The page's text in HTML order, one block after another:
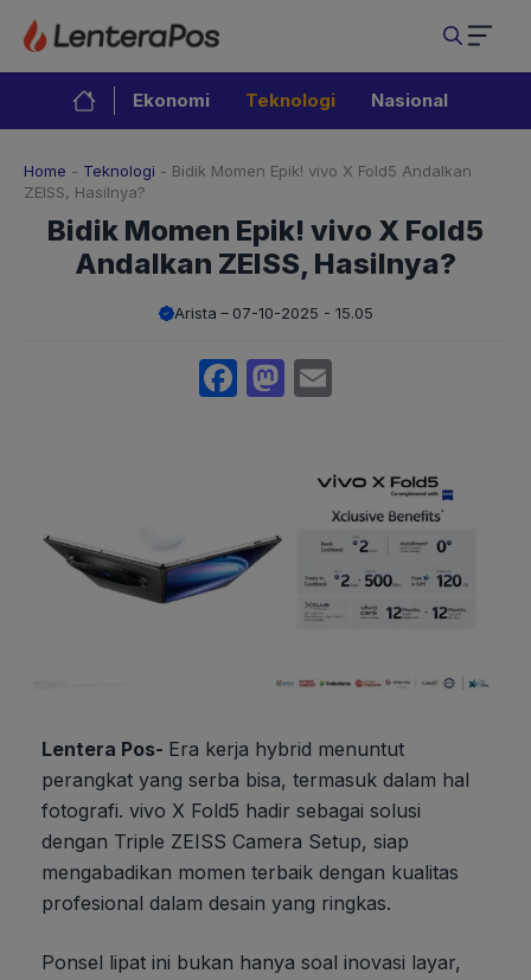
Langsung
isi
Ekonomi Teknologi Nasional
Home - Teknologi - Bidik Momen Epik! vivo X Fold5 Andalkan
ZEISS, Hasilnya?
Bidik Momen Epik! vivo X Fold5
Andalkan ZEISS, Hasilnya?
Arista 07-10-2025 - 15.05
Facebook
Mastodon
Lentera Pos- Era kerja hybrid menuntut
perangkat yang serba bisa, termasuk dalam hal
fotografi. vivo X Fold5 hadir sebagai solusi
dengan Triple ZEISS Camera Setup, siap
mengabadikan momen terbaik dengan kualitas
profesional dalam desain yang ringkas.
Ponsel lipat ini bukan hanya soal inovasi layar,